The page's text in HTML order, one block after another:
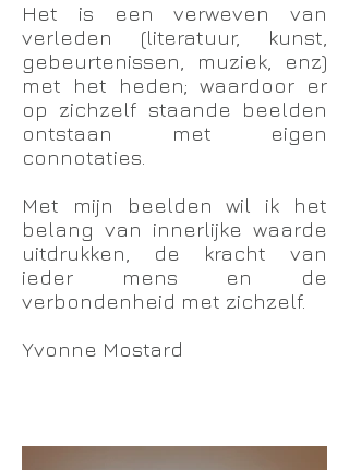
Het is een verweven van
verleden (literatuur, kunst,
gebeurtenissen, muziek, enz)
met het heden; waardoor er
op zichzelf staande beelden
ontstaan met eigen
connotaties.
Met mijn beelden wil ik het
belang van innerlijke waarde
uitdrukken, de kracht van
ieder mens en de
verbondenheid met zichzelf.
Yvonne Mostard